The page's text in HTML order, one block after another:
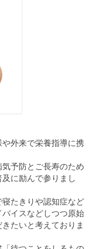
外来で栄養指導に携
予防とご長寿のため
に励んで参りまし
たきりや認知症など
イスなどしつつ原始
たいと考えておりま